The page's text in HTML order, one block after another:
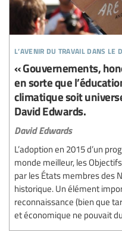
l’avenir du travail dans le
« Gouvernements,
en sorte que
climatique soit
David Edwards.
David Edwards
L’adoption en 2015 d’un
monde meilleur, les
par les États membres des
historique. Un élément
reconnaissance (bien que
et économique ne pouvait